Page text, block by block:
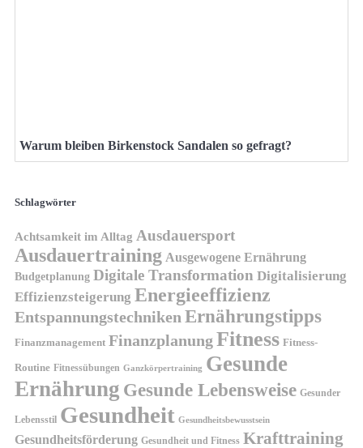
Warum bleiben Birkenstock Sandalen so gefragt?
Schlagwörter
Achtsamkeit im Alltag Ausdauersport
Ausdauertraining Ausgewogene Ernährung
Budgetplanung Digitale Transformation Digitalisierung
Effizienzsteigerung Energieeffizienz
Entspannungstechniken Ernährungstipps
Finanzmanagement Finanzplanung Fitness Fitness-
Routine Fitnessübungen Ganzkörpertraining Gesunde
Ernährung Gesunde Lebensweise Gesunder
Lebensstil Gesundheit Gesundheitsbewusstsein
Gesundheitsförderung Gesundheit und Fitness Krafttraining